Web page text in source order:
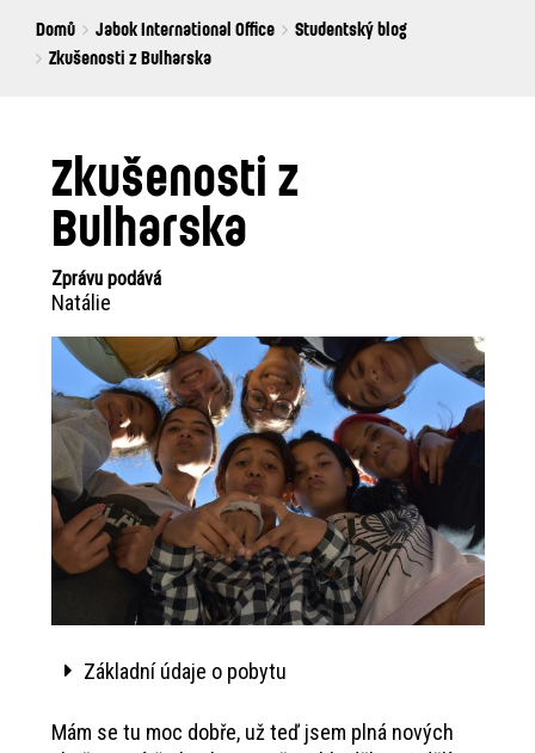
Breadcrumbs
You
are
Domů Jabok International Office
Studentský blog
Zkušenosti z Bulharska
Zkušenosti z
Bulharska
Zprávu podává
Natálie
Základní údaje o pobytu
Mám se tu moc dobře, už teď jsem plná nových